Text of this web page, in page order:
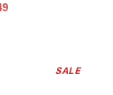
SALE